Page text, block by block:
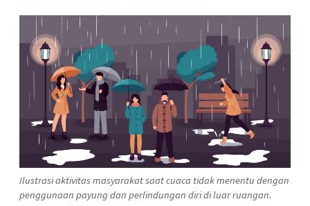
Ilustrasi aktivitas masyarakat saat cuaca tidak menentu dengan
penggunaan payung dan perlindungan diri di luar ruangan.